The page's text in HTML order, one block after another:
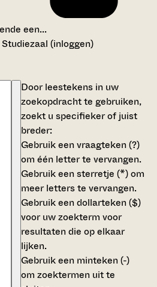
een...
(inloggen)
Door leestekens in uw
zoekopdracht te gebruiken,
zoekt u specifieker of juist
breder:
Gebruik eenvraagteken (?)
om één letter te vervangen.
Gebruik eensterretje (*)om
meer letters te vervangen.
Gebruik eendollarteken ($)
voor uw zoekterm voor
resultaten die op elkaar
lijken.
Gebruik een minteken (-)
om zoektermen uit te